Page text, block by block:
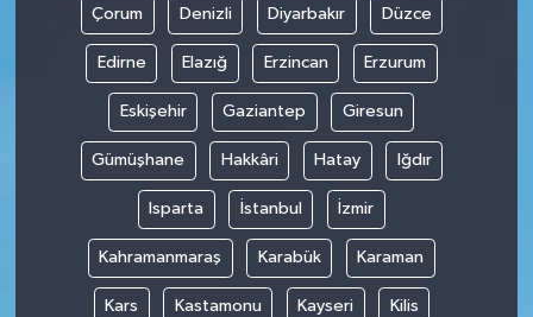
Çorum Denizli Diyarbakır Düzce
Edirne Elazığ Erzincan Erzurum
Eskişehir Gaziantep Giresun
Gümüşhane Hakkâri Hatay Iğdır
Isparta İstanbul İzmir
Kahramanmaraş Karabük Karaman
Kars Kastamonu Kayseri Kilis